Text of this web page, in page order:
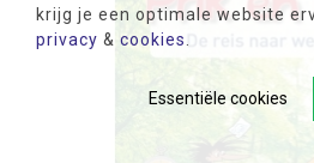
krijg je een optimale website
privacy & cookies
Essentiële cookies